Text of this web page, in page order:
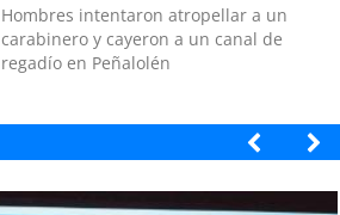
Hombres intentaron atropellar a un
carabinero y cayeron a un canal de
regadío en Peñalolén